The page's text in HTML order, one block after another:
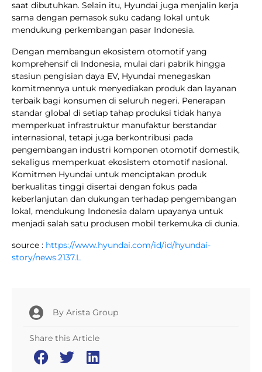
saat dibutuhkan. Selain itu, Hyundai juga menjalin kerja
sama dengan pemasok suku cadang lokal untuk
mendukung perkembangan pasar Indonesia.
Dengan membangun ekosistem otomotif yang
komprehensif di Indonesia, mulai dari pabrik hingga
stasiun pengisian daya EV, Hyundai menegaskan
komitmennya untuk menyediakan produk dan layanan
terbaik bagi konsumen di seluruh negeri. Penerapan
standar global di setiap tahap produksi tidak hanya
memperkuat infrastruktur manufaktur berstandar
internasional, tetapi juga berkontribusi pada
pengembangan industri komponen otomotif domestik,
sekaligus memperkuat ekosistem otomotif nasional.
Komitmen Hyundai untuk menciptakan produk
berkualitas tinggi disertai dengan fokus pada
keberlanjutan dan dukungan terhadap pengembangan
lokal, mendukung Indonesia dalam upayanya untuk
menjadi salah satu produsen mobil terkemuka di dunia.
source : https://www.hyundai.com/id/id/hyundai-
story/news.2137.L
By Arista Group
Share this Article